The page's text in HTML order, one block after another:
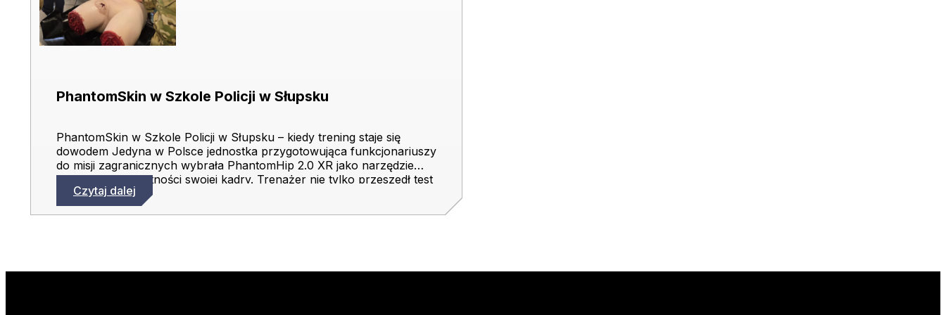
PhantomSkin w Szkole Policji w Słupsku
PhantomSkin w Szkole Policji w Słupsku – kiedy trening staje się
dowodem Jedyna w Polsce jednostka przygotowująca funkcjonariuszy
do misji zagranicznych wybrała PhantomHip 2.0 XR jako narzędzie
weryfikacji umiejętności swojej kadry. Trenażer nie tylko przeszedł test
– został w Szkole na dłużej i trafi na szkolenie przed misją w…
Czytaj dalej